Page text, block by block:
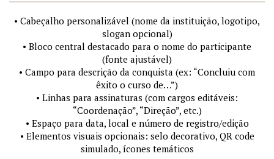
• Cabeçalho personalizável (nome da instituição, logotipo,
slogan opcional)
• Bloco central destacado para o nome do participante
(fonte ajustável)
• Campo para descrição da conquista (ex: “Concluiu com
êxito o curso de…”)
• Linhas para assinaturas (com cargos editáveis:
“Coordenação”, “Direção”, etc.)
• Espaço para data, local e número de registro/edição
• Elementos visuais opcionais: selo decorativo, QR code
simulado, ícones temáticos